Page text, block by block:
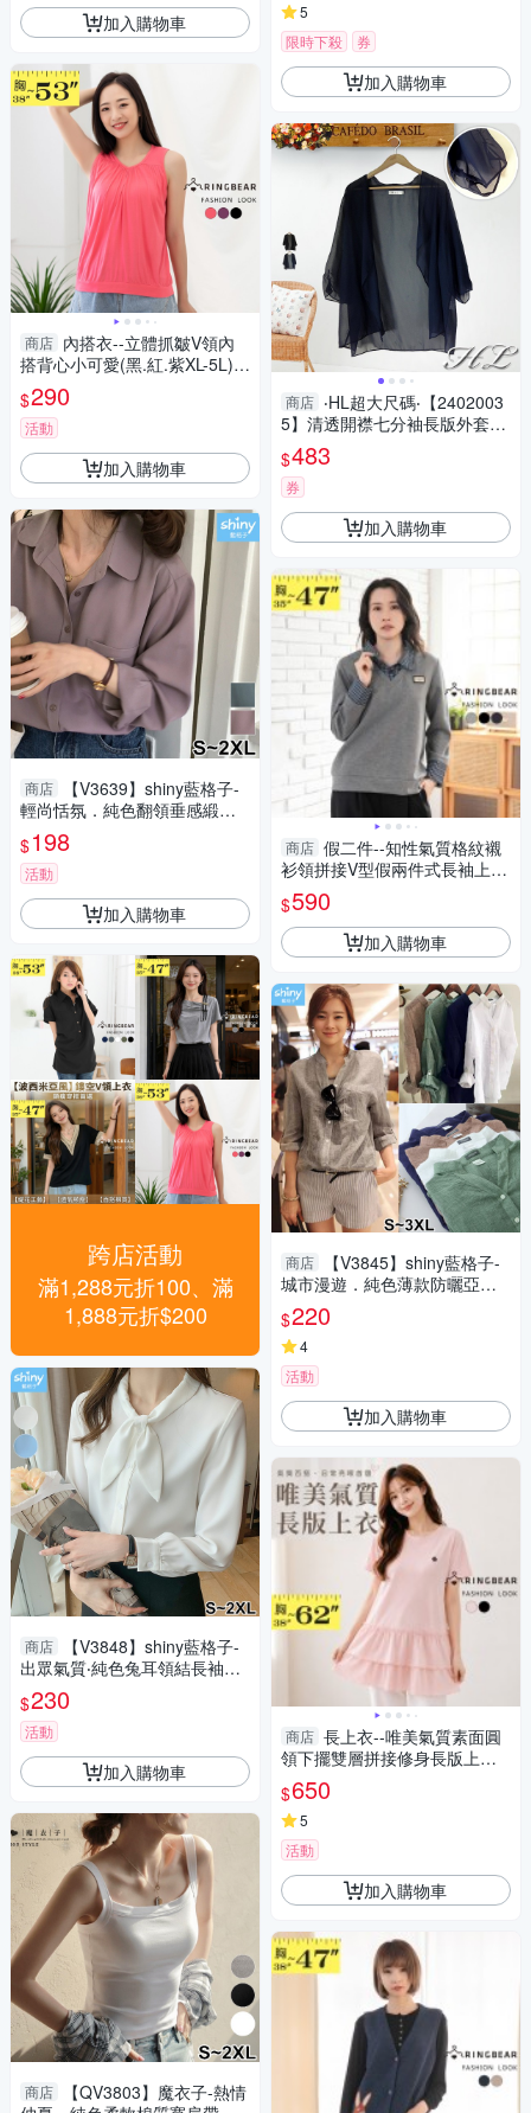
加入購物車
商店 內搭衣--立體抓皺V領內
搭背心小可愛(黑.紅.紫XL-5L)-
U411眼圈熊中大尺碼
$290
活動
加入購物車
商店
【V3639】shiny藍格子-
輕尚恬氛．純色翻領垂感緞面
長袖襯衫
$198
活動
加入購物車
跨店活動
滿1,288元折100、滿
1,888元折$200
商店
【V3848】shiny藍格子-
出眾氣質‧純色兔耳領結長袖襯
衫
$230
活動
加入購物車
商店
【QV3803】魔衣子-熱情
5
限時下殺
券
加入購物車
商店 ‧HL超大尺碼‧【2402003
5】清透開襟七分袖長版外套雪
紡罩衫短袖上衣 2色
$483
券
加入購物車
商店 假二件--知性氣質格紋襯
衫領拼接V型假兩件式長袖上衣
(黑.灰.藍L-3L)-X685眼圈熊中
大尺碼
$590
加入購物車
商店
【V3845】shiny藍格子-
城市漫遊．純色薄款防曬亞麻V
領七分袖襯衫/外套
$220
4
活動
加入購物車
商店 長上衣--唯美氣質素面圓
領下擺雙層拼接修身長版上衣
(黑.粉XL-6L)-U862眼圈熊中大
尺碼
$650
5
活動
加入購物車